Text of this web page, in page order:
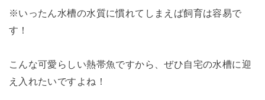
※いったん水槽の水質に慣れてしまえば飼育は容易で
す！
こんな可愛らしい熱帯魚ですから、ぜひ自宅の水槽に迎
え入れたいですよね！